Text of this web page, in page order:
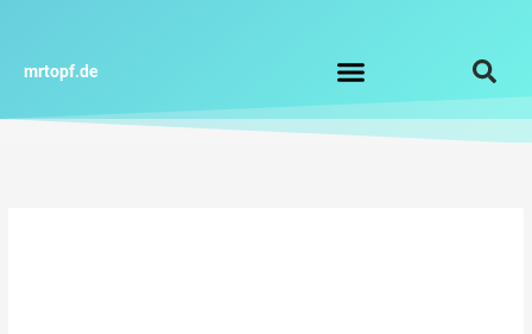
springen
mrtopf.de